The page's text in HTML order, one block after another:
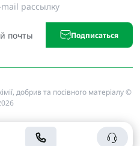
рассылку
Подписаться
добрив та посівного матеріалу ©